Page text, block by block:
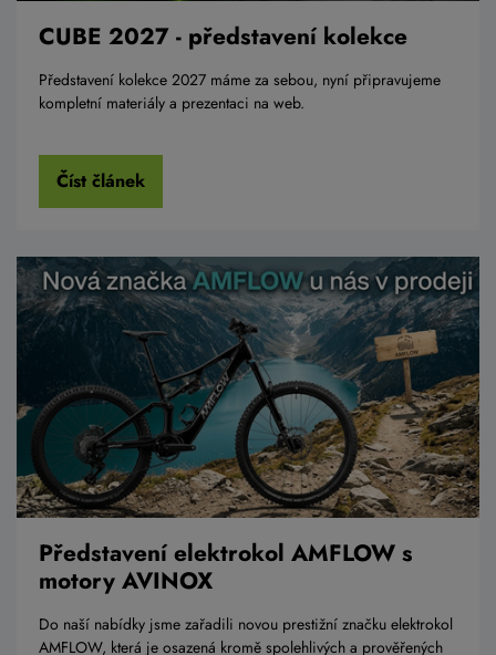
CUBE 2027 - představení kolekce
Představení kolekce 2027 máme za sebou, nyní připravujeme
kompletní materiály a prezentaci na web.
Číst článek
Představení elektrokol AMFLOW s
motory AVINOX
Do naší nabídky jsme zařadili novou prestižní značku elektrokol
AMFLOW, která je osazená kromě spolehlivých a prověřených